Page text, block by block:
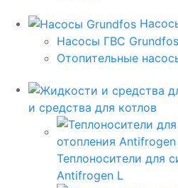
Насосы ГВС Grundfos
Отопительные
и средства для котлов
Теплоносители для
Antifrogen L